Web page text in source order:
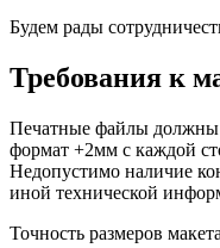
Будем рады
Требования к
Печатные файлы должны
формат +2мм с каждой
Недопустимо наличие
иной технической
Точность размеров